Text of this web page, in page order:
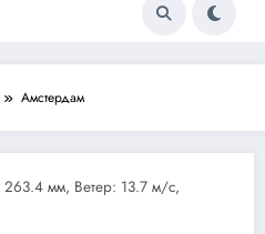
Амстердам
263.4 мм, Ветер: 13.7 м/с,